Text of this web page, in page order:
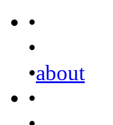
•
•
•about
•